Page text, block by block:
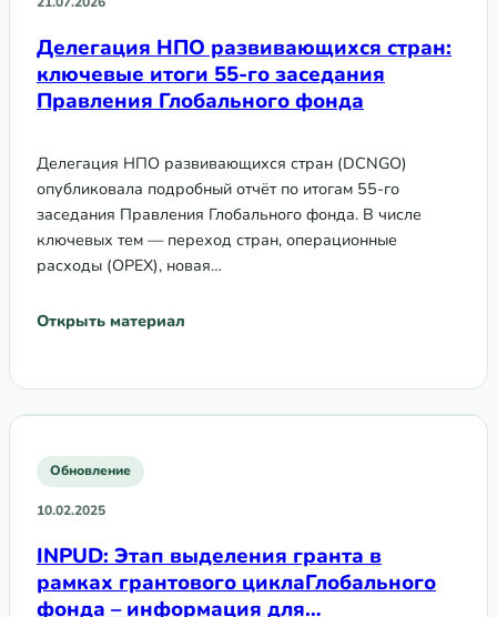
Делегация НПО развивающихся стран:
ключевые итоги 55-го заседания
Правления Глобального фонда
Делегация НПО развивающихся стран (DCNGO)
опубликовала подробный отчёт по итогам 55-го
заседания Правления Глобального фонда. В числе
ключевых тем — переход стран, операционные
расходы (OPEX), новая…
Открыть материал
Обновление
10.02.2025
INPUD: Этап выделения гранта в
рамках грантового циклаГлобального
фонда – информация для